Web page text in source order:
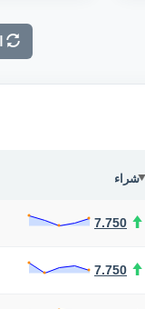
شراء
7.750
7.750